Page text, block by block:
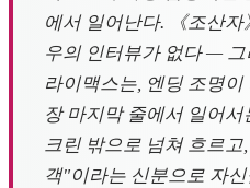
에서 일어난다. 《조산
우의 인터뷰가 없다 —
라이맥스는, 엔딩 조명
장 마지막 줄에서 일어
크린 밖으로 넘쳐 흐르
객"이라는 신분으로 자